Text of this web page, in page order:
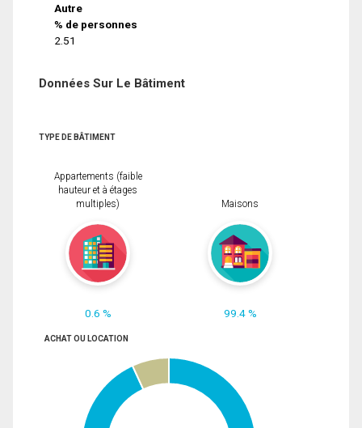
Autre
% de personnes
2.51
Données Sur Le Bâtiment
TYPE DE BÂTIMENT
Appartements (faible
hauteur et à étages
multiples)
0.6 %
Maisons
99.4 %
ACHAT OU LOCATION